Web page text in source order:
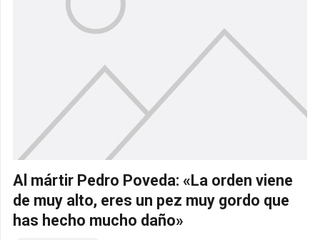
Al mártir Pedro Poveda: «La orden viene
de muy alto, eres un pez muy gordo que
has hecho mucho daño»